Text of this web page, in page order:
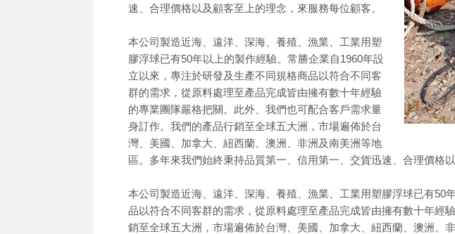
速、合理價格以及顧客至上的理念，來服務每位顧客。
本公司製造近海、遠洋、深海、養殖、漁業、工業用塑
膠浮球已有50年以上的製作經驗。常勝企業自1960年設
立以來，專注於研發及生產不同規格商品以符合不同客
群的需求，從原料處理至產品完成皆由擁有數十年經驗
的專業團隊嚴格把關。此外、我們也可配合客戶需求量
身訂作。我們的產品行銷至全球五大洲，市場遍佈於台
灣、美國、加拿大、紐西蘭、澳洲、非洲及南美洲等地
區。多年來我們始終秉持品質第一、信用第一、交貨迅速、合理價格
本公司製造近海、遠洋、深海、養殖、漁業、工業用塑膠浮球已有
品以符合不同客群的需求，從原料處理至產品完成皆由擁有數十年經
銷至全球五大洲，市場遍佈於台灣、美國、加拿大、紐西蘭、澳洲、